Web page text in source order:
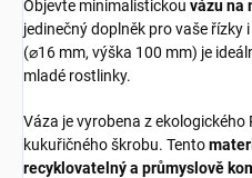
Objevte minimalistickou vázu na
jedinečný doplněk pro vaše řízky
(⌀16 mm, výška 100 mm) je
mladé rostlinky.
Váza je vyrobena z
kukuřičného škrobu. Tento
recyklovatelný a průmyslově